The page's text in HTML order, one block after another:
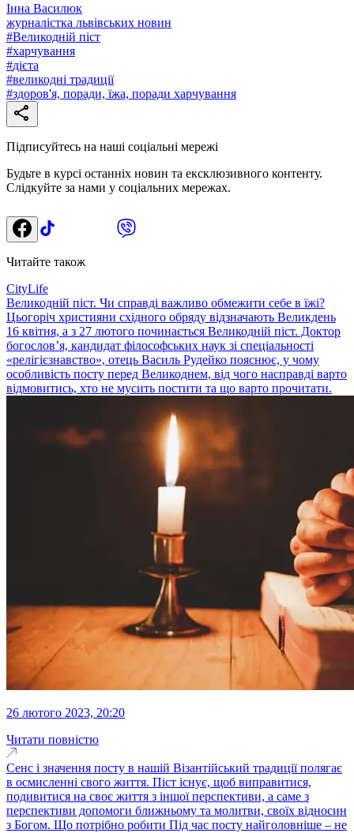
Інна Василюк
журналістка львівських новин
#Великодній піст
#харчування
#дієта
#великодні традиції
#здоров'я, поради, їжа, поради харчування
Підписуйтесь на наші соціальні мережі
Будьте в курсі останніх новин та ексклюзивного контенту.
Слідкуйте за нами у соціальних мережах.
Читайте також
CityLife
Великодній піст. Чи справді важливо обмежити себе в їжі?
Цьогоріч християни східного обряду відзначають Великдень
16 квітня, а з 27 лютого починається Великодній піст. Доктор
богослов’я, кандидат філософських наук зі спеціальності
«релігієзнавство», отець Василь Рудейко пояснює, у чому
особливість посту перед Великоднем, від чого насправді варто
відмовитись, хто не мусить постити та що варто прочитати.
26 лютого 2023, 20:20
Читати повністю
Сенс і значення посту в нашій Візантійський традиції полягає
в осмисленні свого життя. Піст існує, щоб виправитися,
подивитися на своє життя з іншої перспективи, а саме з
перспективи допомоги ближньому та молитви, своїх відносин
з Богом. Що потрібно робити Під час посту найголовніше – не